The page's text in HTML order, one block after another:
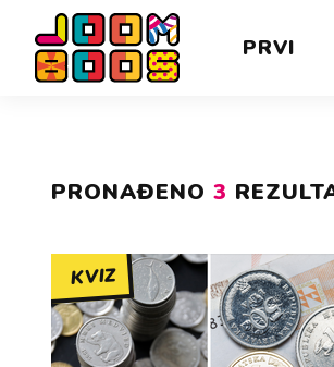
PRVI
PRONAĐENO 3
KVIZ